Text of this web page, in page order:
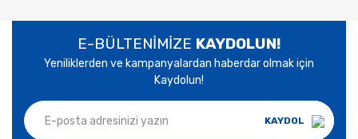
E-BÜLTENİMİZE KAYDOLUN!
Yeniliklerden ve kampanyalardan haberdar olmak için
Kaydolun!
KAYDOL